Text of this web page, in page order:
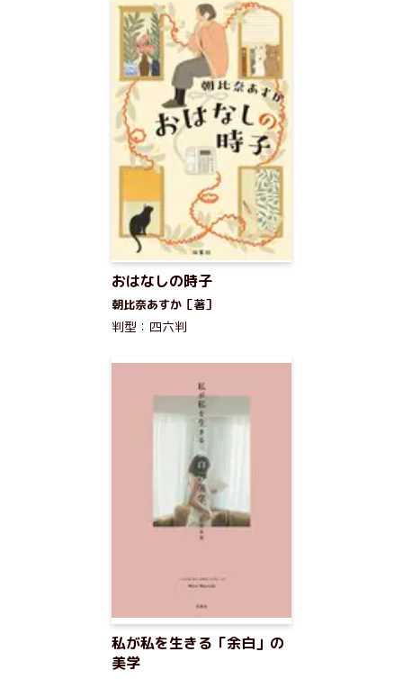
おはなしの時子
朝比奈あすか［著］
判型：四六判
私が私を生きる「余白」の
美学